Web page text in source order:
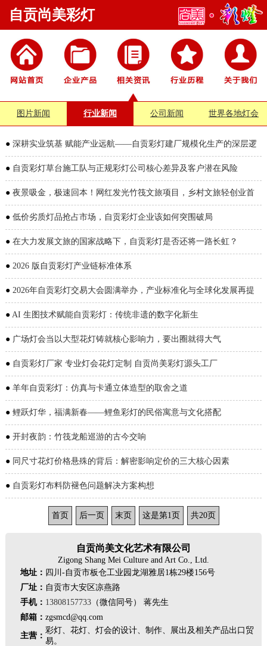
自贡尚美彩灯
图片新闻 行业新闻 公司新闻 世界各地灯会
● 深耕实业筑基 赋能产业远航——自贡彩灯建厂规模化生产的深层逻
辑
● 自贡彩灯草台施工队与正规彩灯公司核心差异及客户潜在风险
● 夜景吸金，极速回本！网红发光竹筏文旅项目，乡村文旅轻创业首
选
● 低价劣质灯品抢占市场，自贡彩灯企业该如何突围破局
● 在大力发展文旅的国家战略下，自贡彩灯是否还将一路长虹？
● 2026 版自贡彩灯产业链标准体系
● 2026年自贡彩灯交易大会圆满举办，产业标准化与全球化发展再提
速
● AI 生图技术赋能自贡彩灯：传统非遗的数字化新生
● 广场灯会当以大型花灯铸就核心影响力，要出圈就得大气
● 自贡彩灯厂家 专业灯会花灯定制 自贡尚美彩灯源头工厂
● 羊年自贡彩灯：仿真与卡通立体造型的取舍之道
● 鲤跃灯华，福满新春——鲤鱼彩灯的民俗寓意与文化搭配
● 开封夜韵：竹筏龙船巡游的古今交响
● 同尺寸花灯价格悬殊的背后：解密影响定价的三大核心因素
● 自贡彩灯布料防褪色问题解决方案构想
首页 后一页 末页 这是第1页 共20页
自贡尚美文化艺术有限公司
Zigong Shang Mei Culture and Art Co., Ltd.
地址： 四川-自贡市板仓工业园龙湖雅居1栋29楼156号
厂址： 自贡市大安区凉燕路
手机： 13808157733（微信同号） 蒋先生
邮箱： zgsmcd@qq.com
主营：
彩灯、花灯、灯会的设计、制作、展出及相关产品出口贸
易。